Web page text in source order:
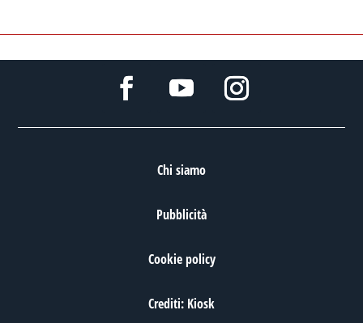
Chi siamo
Pubblicità
Cookie policy
Crediti: Kiosk